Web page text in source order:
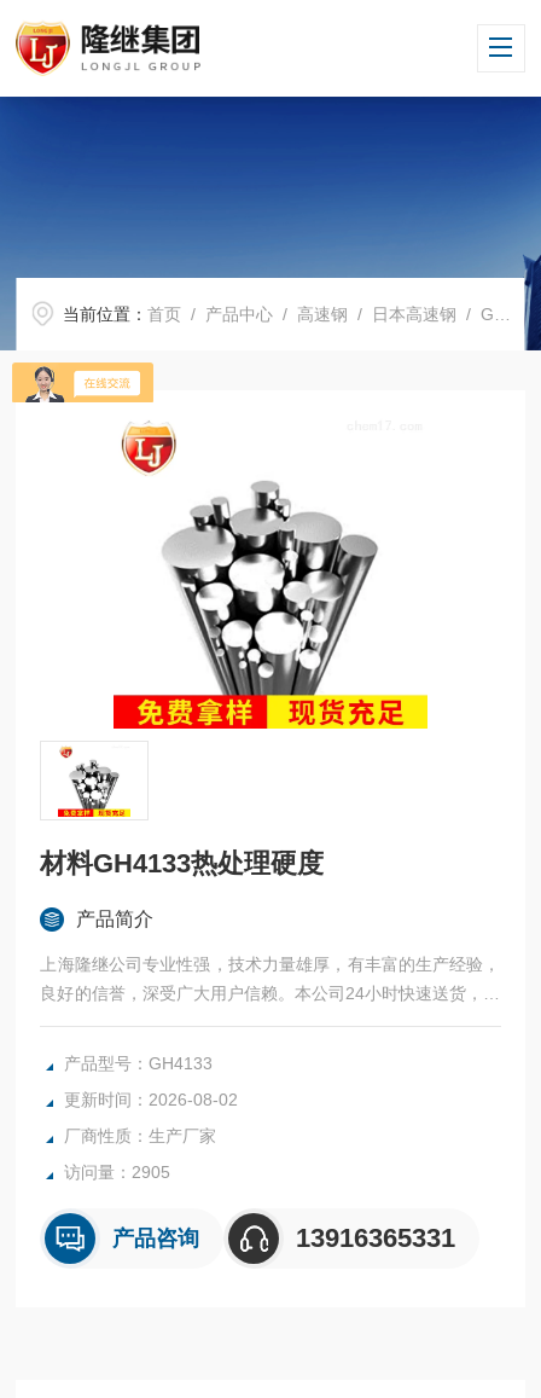
当前位置：首页 / 产品中心 / 高速钢 / 日本高速钢 / GH4133材料GH4133热处理硬度
材料GH4133热处理硬度
产品简介
上海隆继公司专业性强，技术力量雄厚，有丰富的生产经验，
良好的信誉，深受广大用户信赖。本公司24小时快速送货，欢
迎有需求的朋友们：材料GH4133热处理硬度
产品型号：GH4133
更新时间：2026-08-02
厂商性质：生产厂家
访问量：2905
产品咨询 13916365331